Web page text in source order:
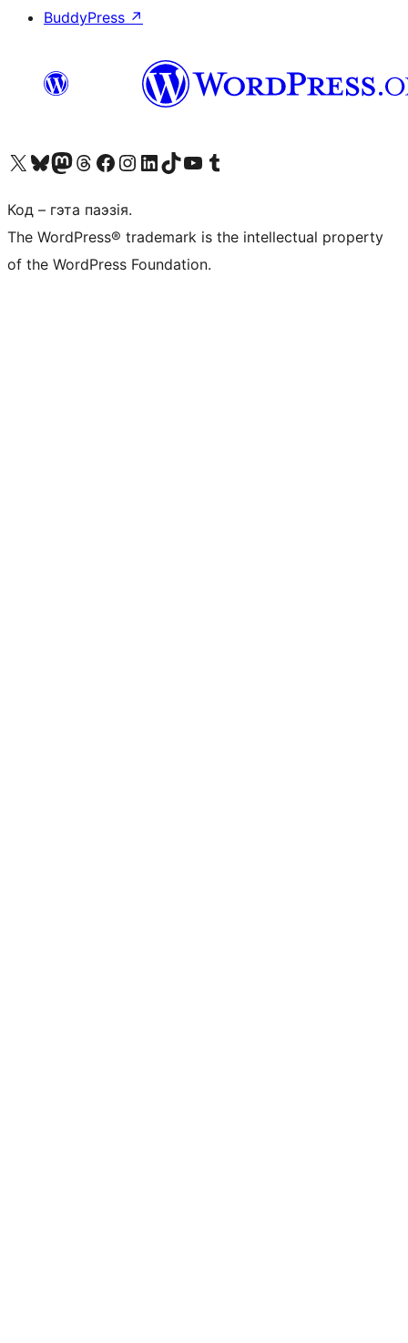
BuddyPress ↗
Наведайце наш акаўнт у X (былы Twitter)
Visit our Bluesky account
Visit our Mastodon account
Visit our Threads account
Наведаеце нашу старонку на Facebook
Наведайце наш Instagram
Наведайце нашу старонку ў LinkedIn
Visit our TikTok account
Наведайце наш YouTube каналVisit our Tumblr account
Код – гэта паэзія.
The WordPress® trademark is the intellectual property
of the WordPress Foundation.